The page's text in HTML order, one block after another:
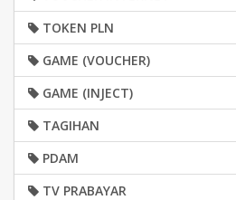
TOKEN PLN
GAME (VOUCHER)
GAME (INJECT)
TAGIHAN
PDAM
TV PRABAYAR